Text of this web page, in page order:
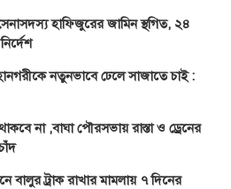
হাফিজুরের জামিন স্থগিত, ২৪
নতুনভাবে ঢেলে সাজাতে চাই :
থাকবে না ,বাঘা পৌরসভায় রাস্তা ও ড্রেনের
বালুর ট্রাক রাখার মামলায় ৭ দিনের